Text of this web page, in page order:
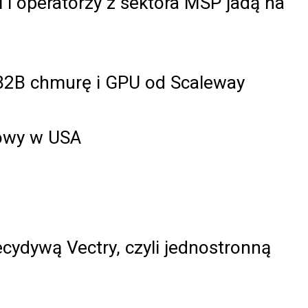
chmurę i GPU od Scaleway
w USA
Vectry, czyli jednostronną